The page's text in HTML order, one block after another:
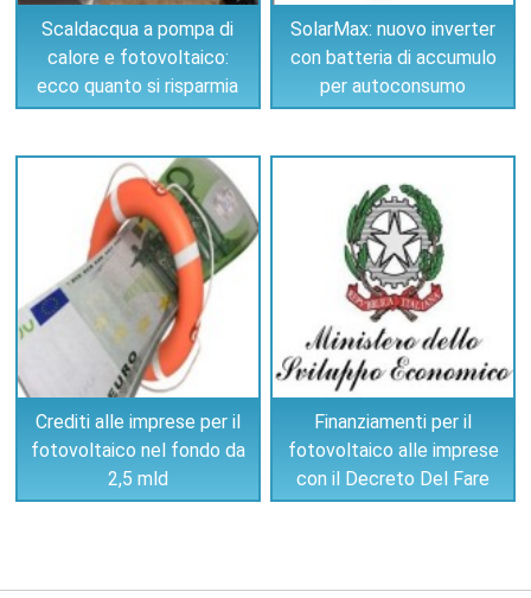
Scaldacqua a pompa di
calore e fotovoltaico:
ecco quanto si risparmia
SolarMax: nuovo inverter
con batteria di accumulo
per autoconsumo
Crediti alle imprese per il
fotovoltaico nel fondo da
2,5 mld
Finanziamenti per il
fotovoltaico alle imprese
con il Decreto Del Fare